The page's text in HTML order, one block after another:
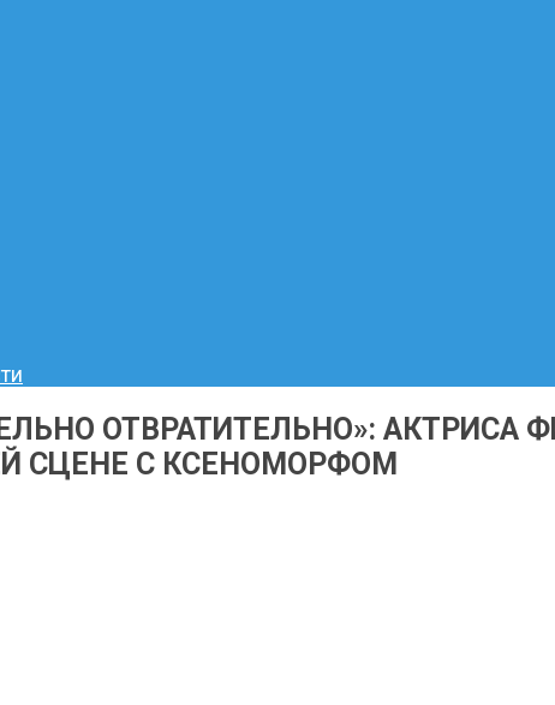
ОТВРАТИТЕЛЬНО»: АКТРИСА
СЦЕНЕ С КСЕНОМОРФОМ